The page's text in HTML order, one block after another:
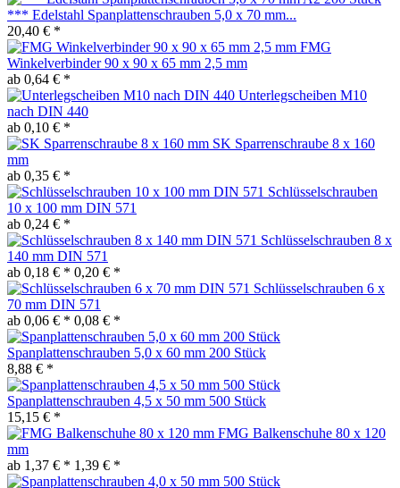
*** Edelstahl Spanplattenschrauben 5,0 x 70 mm...
20,40 € *
FMG
Winkelverbinder 90 x 90 x 65 mm 2,5 mm
ab 0,64 € *
Unterlegscheiben M10
nach DIN 440
ab 0,10 € *
SK Sparrenschraube 8 x 160
mm
ab 0,35 € *
Schlüsselschrauben
10 x 100 mm DIN 571
ab 0,24 € *
Schlüsselschrauben 8 x
140 mm DIN 571
ab 0,18 € * 0,20 € *
Schlüsselschrauben 6 x
70 mm DIN 571
ab 0,06 € * 0,08 € *
Spanplattenschrauben 5,0 x 60 mm 200 Stück
8,88 € *
Spanplattenschrauben 4,5 x 50 mm 500 Stück
15,15 € *
FMG Balkenschuhe 80 x 120
mm
ab 1,37 € * 1,39 € *